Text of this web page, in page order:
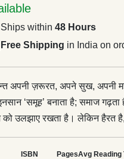
Ships within48 Hours
Free Shipping in India on
अपनी ज़रूरत, अपने सुख, अपनी
‘समूह’ बनाता है; समाज
उलझाए रखता है। लेकिन हैरत है,
कथा की रूपरेखा समसामयिक है,
ISBN PagesAvg Reading